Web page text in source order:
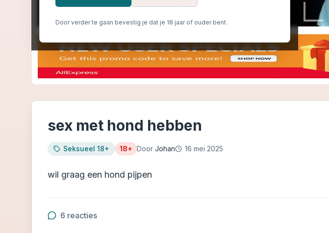
Door verder te gaan bevestig je dat je 18 jaar of ouder bent.
sex met hond hebben
Seksueel 18+ 18+ Door Johan 16 mei 2025
wil graag een hond pijpen
6 reacties